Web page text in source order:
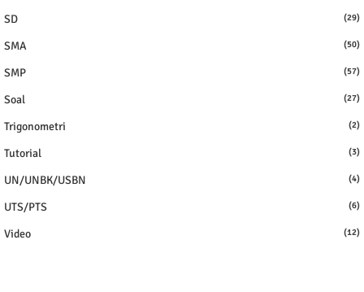
SD (29)
SMA (50)
SMP (57)
Soal (27)
Trigonometri (2)
Tutorial (3)
UN/UNBK/USBN (4)
UTS/PTS (6)
Video (12)